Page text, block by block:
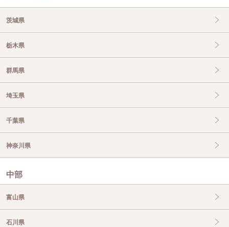
茨城県
栃木県
群馬県
埼玉県
千葉県
神奈川県
中部
富山県
石川県